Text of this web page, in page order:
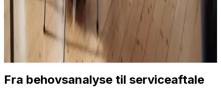
Fra behovsanalyse til serviceaftale